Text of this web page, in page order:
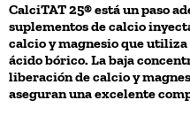
CalciTAT 25® está un paso
suplementos de calcio
calcio y magnesio que
ácido bórico. La baja
liberación de calcio y
aseguran una excelente